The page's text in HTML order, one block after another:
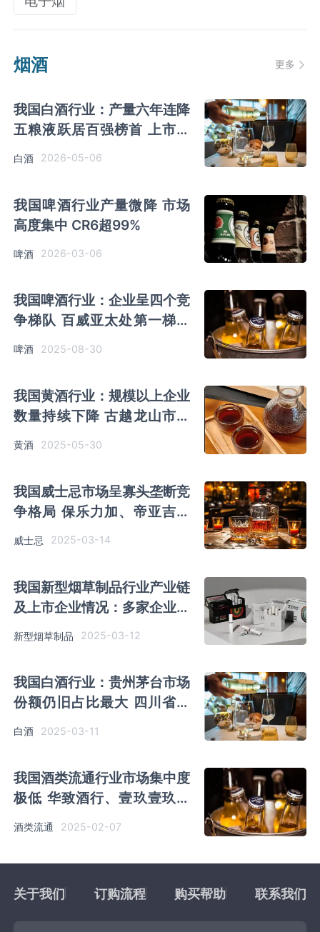
烟酒 更多
我国白酒行业：产量六年连降
五粮液跃居百强榜首 上市酒
白酒 2026-05-06
我国啤酒行业产量微降 市场
高度集中 CR6超99%
啤酒 2026-03-06
我国啤酒行业：企业呈四个竞
争梯队 百威亚太处第一梯队
布局于亚太东部和西部地区
啤酒 2025-08-30
我国黄酒行业：规模以上企业
数量持续下降 古越龙山市场
份额占比最高
黄酒 2025-05-30
我国威士忌市场呈寡头垄断竞
争格局 保乐力加、帝亚吉欧
为行业两大巨头
威士忌 2025-03-14
我国新型烟草制品行业产业链
及上市企业情况：多家企业相
新型烟草制品 2025-03-12
我国白酒行业：贵州茅台市场
份额仍旧占比最大 四川省产
量占比最多
白酒 2025-03-11
我国酒类流通行业市场集中度
极低 华致酒行、壹玖壹玖等
企业处第一梯队
酒类流通 2025-02-07
关于我们 订购流程 购买帮助 联系我们